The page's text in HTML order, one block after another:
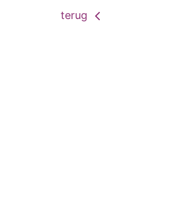
terug